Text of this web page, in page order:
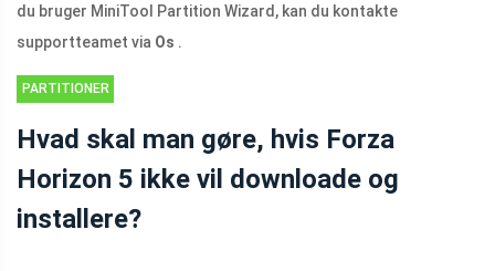
du bruger MiniTool Partition Wizard, kan du kontakte
supportteamet via Os .
PARTITIONER
Hvad skal man gøre, hvis Forza
Horizon 5 ikke vil downloade og
installere?